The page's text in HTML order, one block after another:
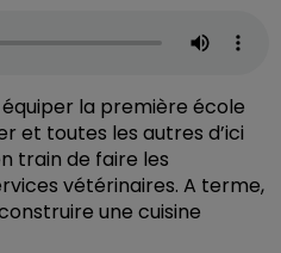
la première école
et toutes les autres d’ici
train de faire les
vétérinaires. A terme,
une cuisine